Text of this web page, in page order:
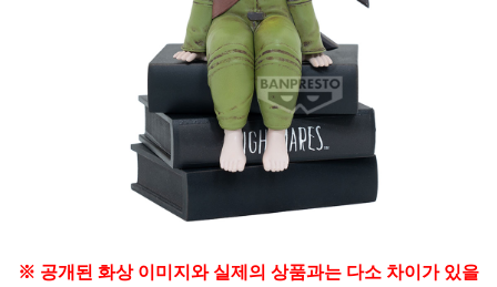
※ 공개된 화상 이미지와 실제의 상품과는 다소 차이가 있을